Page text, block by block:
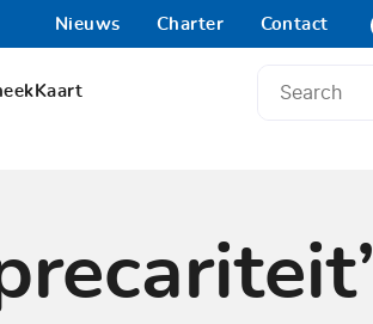
Nieuws Charter Contact
Kaart